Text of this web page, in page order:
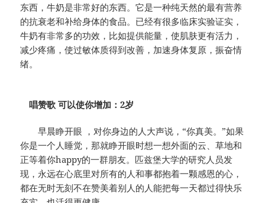
东西，牛奶是非常好的东西。它是一种纯天然的最有营养
的抗衰老和补给身体的食品。已经有很多临床实验证实，
牛奶有非常多的功效，比如提供能量，使肌肤更有活力，
减少疼痛，使过敏体质得到改善，加速身体复原，振奋情
绪。
唱赞歌 可以使你增加：2岁
早晨睁开眼 ，对你身边的人大声说，“你真美。”如果
你是一个人睡觉，那就睁开眼时想一想外面的云、草地和
正等着你happy的一群朋友。匹兹堡大学的研究人员发
现，永远在心底里对所有的人和事都抱着一颗感恩的心，
都在无时无刻不在赞美着别人的人能把每一天都过得快乐